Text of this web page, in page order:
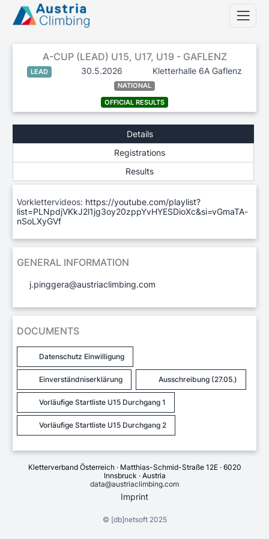
A-CUP (LEAD) U15, U17, U19 - GAFLENZ
LEAD 30.5.2026 Kletterhalle 6A Gaflenz
NATIONAL
OFFICIAL RESULTS
Details
Registrations
Results
Vorklettervideos: https://youtube.com/playlist?
list=PLNpdjVKkJ2l1jg3oy20zppYvHYESDioXc&si=vGmaTA-
nSoLXyGVf
GENERAL INFORMATION
j.pinggera@austriaclimbing.com
DOCUMENTS
Datenschutz Einwilligung
Einverständniserklärung Ausschreibung (27.05.)
Vorläufige Startliste U15 Durchgang 1
Vorläufige Startliste U15 Durchgang 2
Kletterverband Österreich · Matthias-Schmid-Straße 12E · 6020
Innsbruck · Austria
data@austriaclimbing.com
Imprint
© [db]netsoft2025